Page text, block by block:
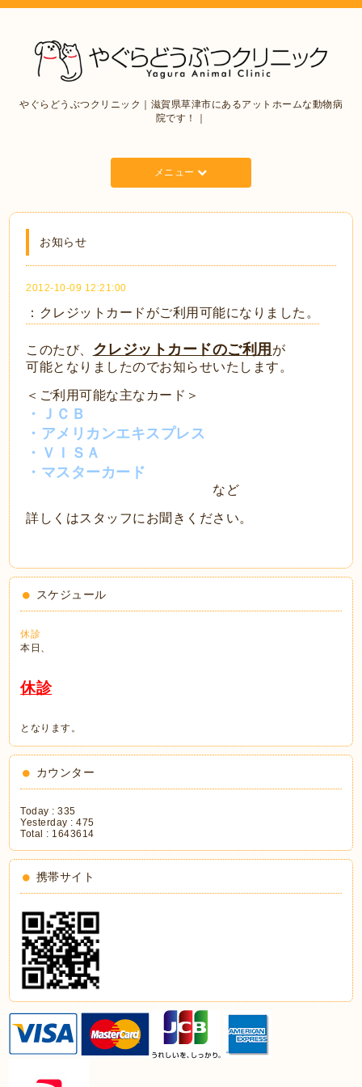
やぐらどうぶつクリニック｜滋賀県草津市にあるアットホームな動物病
院です！｜
メニュー
お知らせ
2012-10-09 12:21:00
：クレジットカードがご利用可能になりました。
このたび、 クレジットカードのご利用 が
可能となりましたのでお知らせいたします。
＜ご利用可能な主なカード＞
・ＪＣＢ
・アメリカンエキスプレス
・ＶＩＳＡ
・マスターカード
など
詳しくはスタッフにお聞きください。
スケジュール
休診
本日、
休診
となります。
カウンター
Today :335
Yesterday :475
Total : 1643614
携帯サイト